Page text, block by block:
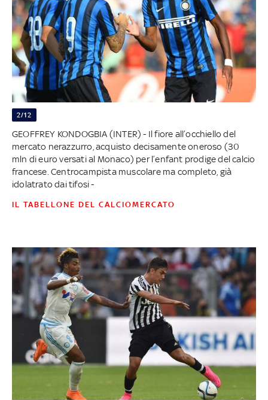
2/12
GEOFFREY KONDOGBIA (INTER) - Il fiore all’occhiello del
mercato nerazzurro, acquisto decisamente oneroso (30
mln di euro versati al Monaco) per l’enfant prodige del calcio
francese. Centrocampista muscolare ma completo, già
idolatrato dai tifosi -
IL TABELLONE DEL CALCIOMERCATO